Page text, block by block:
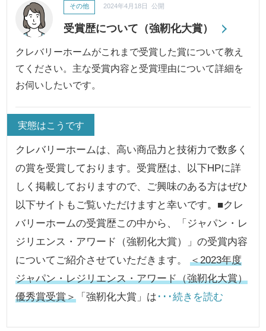
受賞歴について（強靭化大賞）
その他 2024年4月18日 公開
クレバリーホームがこれまで受賞した賞について教え
てください。主な受賞内容と受賞理由について詳細を
お伺いしたいです。
実態はこうです
クレバリーホームは、高い商品力と技術力で数多く
の賞を受賞しております。受賞歴は、以下HPに詳
しく掲載しておりますので、ご興味のある方はぜひ
以下サイトもご覧いただけますと幸いです。■クレ
バリーホームの受賞歴この中から、「ジャパン・レ
ジリエンス・アワード（強靭化大賞）」の受賞内容
についてご紹介させていただきます。＜2023年度
ジャパン・レジリエンス・アワード（強靭化大賞）
優秀賞受賞＞ 「強靭化大賞」は ･･･続きを読む